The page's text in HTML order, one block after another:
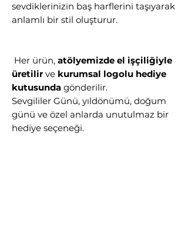
sevdiklerinizin baş harflerini taşıyarak
anlamlı bir stil oluşturur.
Her ürün, atölyemizde el işçiliğiyle
üretilirve kurumsal logolu hediye
kutusunda gönderilir.
Sevgililer Günü, yıldönümü, doğum
günü ve özel anlarda unutulmaz bir
hediye seçeneği.